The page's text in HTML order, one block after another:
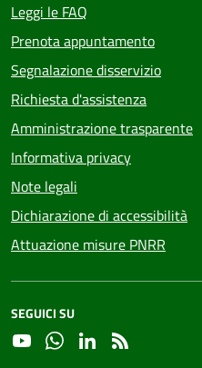
Leggi le FAQ
Prenota appuntamento
Segnalazione disservizio
Richiesta d'assistenza
Amministrazione trasparente
Informativa privacy
Note legali
Dichiarazione di accessibilità
Attuazione misure PNRR
SEGUICI SU
YouTubeWhatsapp
Linkedin